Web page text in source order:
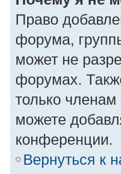
Право
форума,
может не
форумах.
только
можете
конференции.
Вернуться к